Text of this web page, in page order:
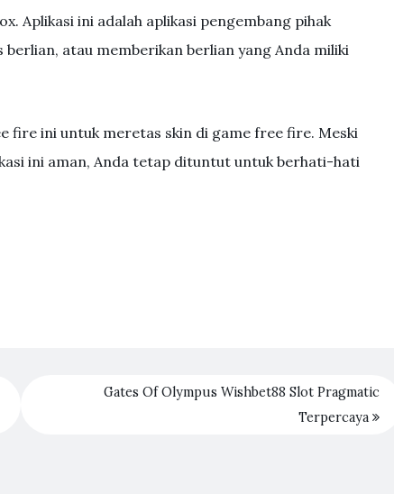
Aplikasi ini adalah aplikasi pengembang pihak
atau memberikan berlian yang Anda miliki
fire ini untuk meretas skin di game free fire. Meski
ini aman, Anda tetap dituntut untuk berhati-hati
Gates Of Olympus Wishbet88 Slot Pragmatic
Terpercaya